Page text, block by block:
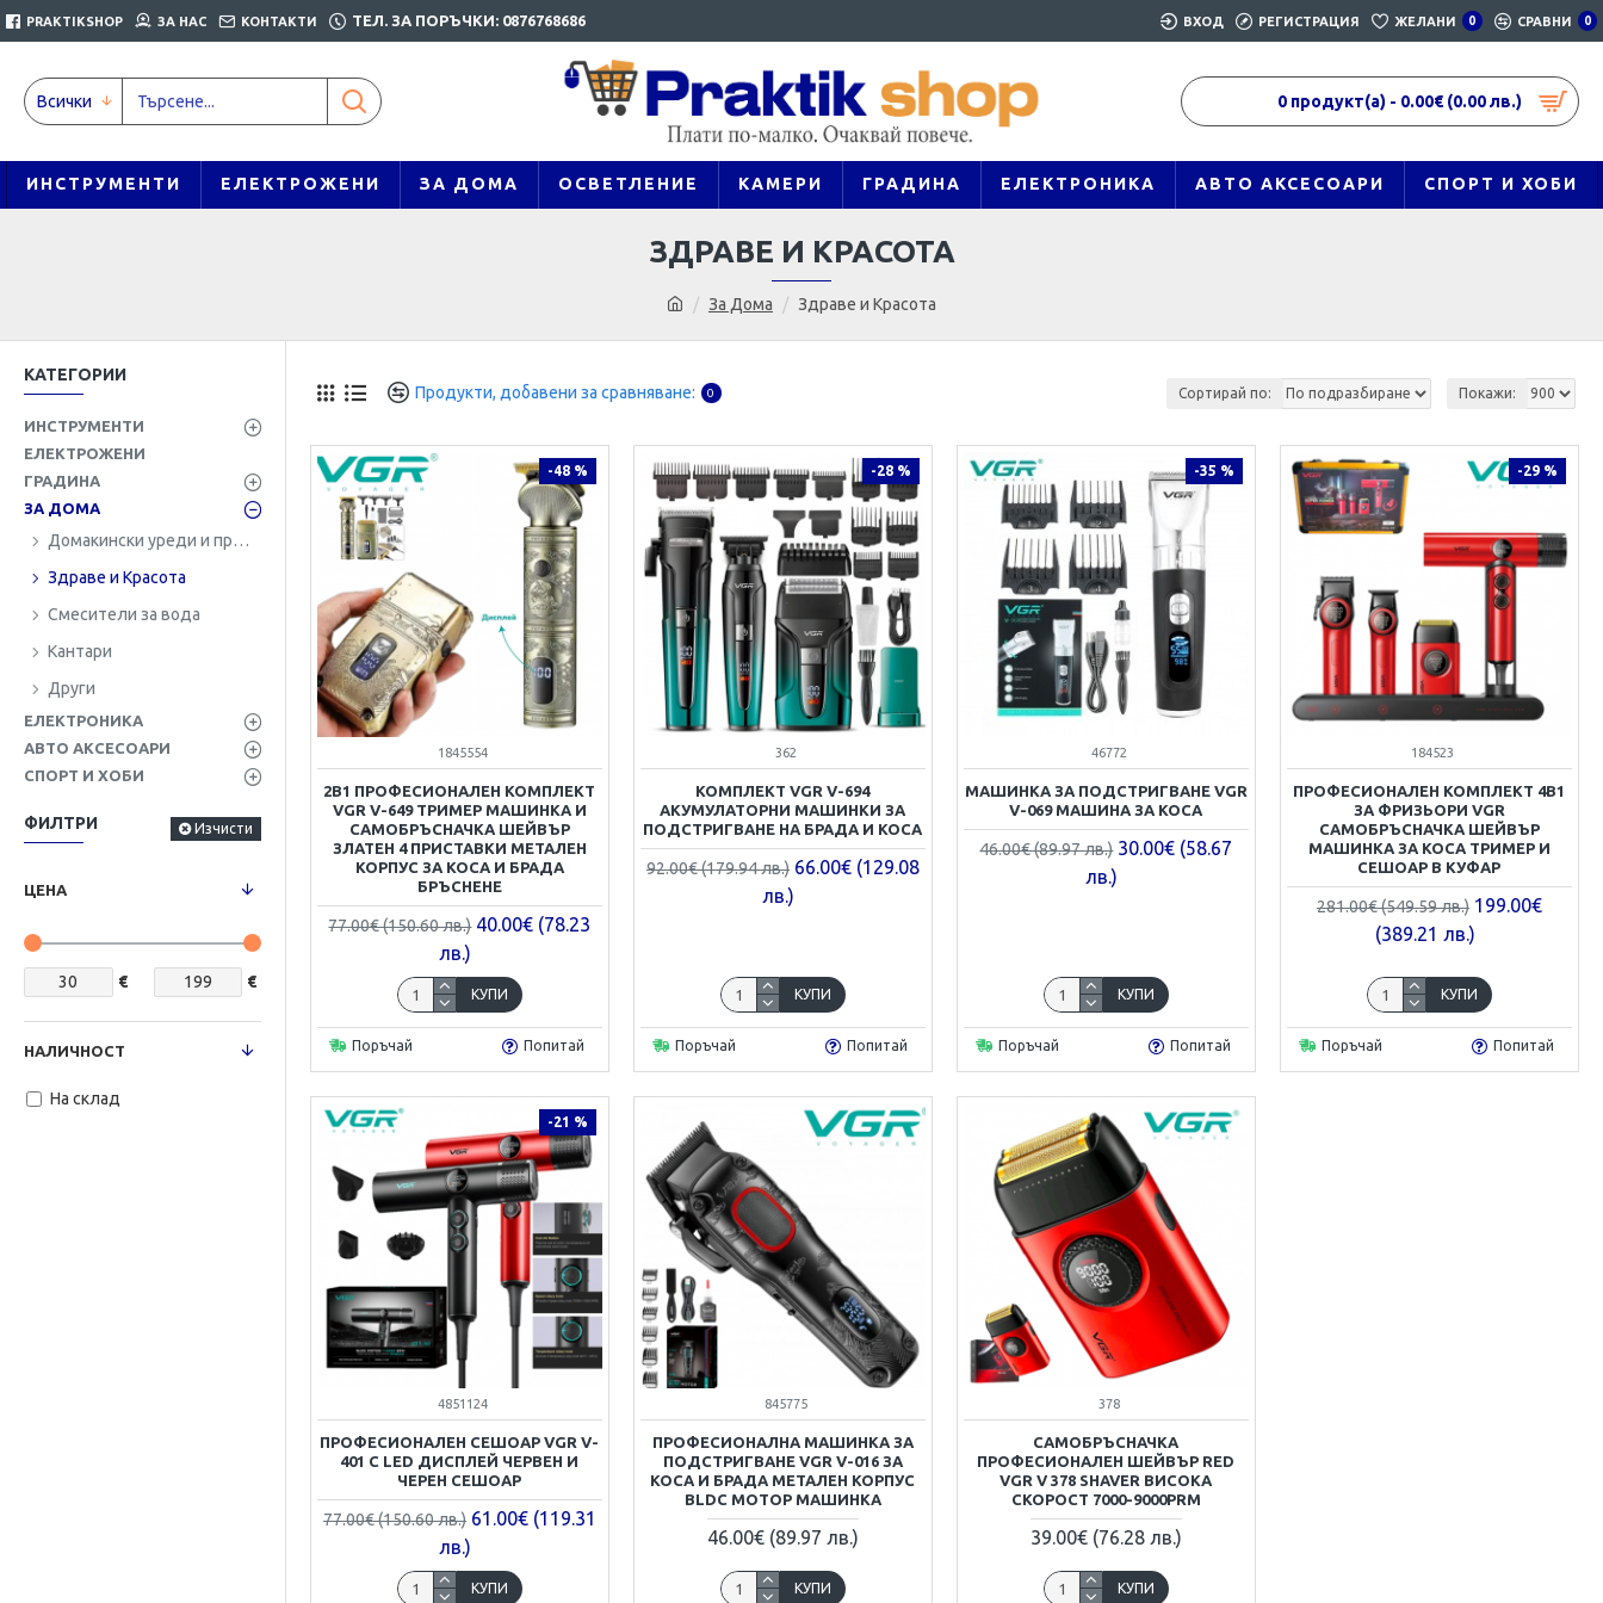
PRAKTIKSHOP ЗА НАС КОНТАКТИ ТЕЛ. ЗА ПОРЪЧКИ: 0876768686 ВХОД РЕГИСТРАЦИЯ ЖЕЛАНИ 0 СРАВНИ 0
Всички 0 продукт(а) - 0.00€ (0.00 лв.)
ИНСТРУМЕНТИ ЕЛЕКТРОЖЕНИ ЗА ДОМА ОСВЕТЛЕНИЕ КАМЕРИ ГРАДИНА ЕЛЕКТРОНИКА АВТО АКСЕСОАРИ СПОРТ И ХОБИ
За Дома Здраве и Красота
ЗДРАВЕ И КРАСОТА
КАТЕГОРИИ
ИНСТРУМЕНТИ
ЕЛЕКТРОЖЕНИ
ГРАДИНА
ЗА ДОМА
Домакински уреди и прибори
Здраве и Красота
Смесители за вода
Кантари
Други
ЕЛЕКТРОНИКА
АВТО АКСЕСОАРИ
СПОРТ И ХОБИ
ФИЛТРИ Изчисти
ЦЕНА
€ €
НАЛИЧНОСТ
На склад
Продукти, добавени за сравняване: 0 Сортирай по: Покажи:
-48 %
1845554
2В1 ПРОФЕСИОНАЛЕН КОМПЛЕКТ
VGR V-649 ТРИМЕР МАШИНКА И
САМОБРЪСНАЧКА ШЕЙВЪР
ЗЛАТЕН 4 ПРИСТАВКИ МЕТАЛЕН
КОРПУС ЗА КОСА И БРАДА
БРЪСНЕНЕ
77.00€ (150.60 лв.) 40.00€ (78.23
лв.)
КУПИ
Поръчай Попитай
-28 %
362
КОМПЛЕКТ VGR V-694
АКУМУЛАТОРНИ МАШИНКИ ЗА
ПОДСТРИГВАНЕ НА БРАДА И КОСА
92.00€ (179.94 лв.) 66.00€ (129.08
лв.)
КУПИ
Поръчай Попитай
-35 %
46772
МАШИНКA ЗА ПОДСТРИГВАНЕ VGR
V-069 МАШИНА ЗА КОСА
46.00€ (89.97 лв.) 30.00€ (58.67
лв.)
КУПИ
Поръчай Попитай
-29 %
184523
ПРОФЕСИОНАЛЕН КОМПЛЕКТ 4В1
ЗА ФРИЗЬОРИ VGR
САМОБРЪСНАЧКА ШЕЙВЪР
МАШИНКА ЗА КОСА ТРИМЕР И
СЕШОАР В КУФАР
281.00€ (549.59 лв.) 199.00€
(389.21 лв.)
КУПИ
Поръчай Попитай
-21 %
4851124
ПРОФЕСИОНАЛЕН СЕШОАР VGR V-
401 С LED ДИСПЛЕЙ ЧЕРВЕН И
ЧЕРЕН СЕШОАР
77.00€ (150.60 лв.) 61.00€ (119.31
лв.)
КУПИ
845775
ПРОФЕСИОНАЛНА МАШИНКА ЗА
ПОДСТРИГВАНЕ VGR V-016 ЗА
КОСА И БРАДА МЕТАЛЕН КОРПУС
BLDC МОТОР МАШИНКА
46.00€ (89.97 лв.)
КУПИ
378
САМОБРЪСНАЧКА
ПРОФЕСИОНАЛЕН ШЕЙВЪР RED
VGR V 378 SHAVER ВИСОКА
СКОРОСТ 7000-9000PRM
39.00€ (76.28 лв.)
КУПИ